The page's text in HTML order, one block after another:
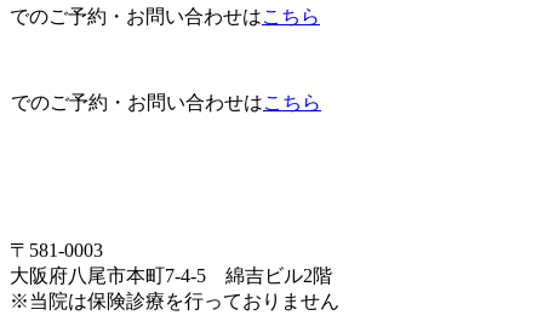
でのご予約・お問い合わせはこちら
でのご予約・お問い合わせはこちら
〒581-0003
大阪府八尾市本町7-4-5 綿吉ビル2階
※当院は保険診療を行っておりません